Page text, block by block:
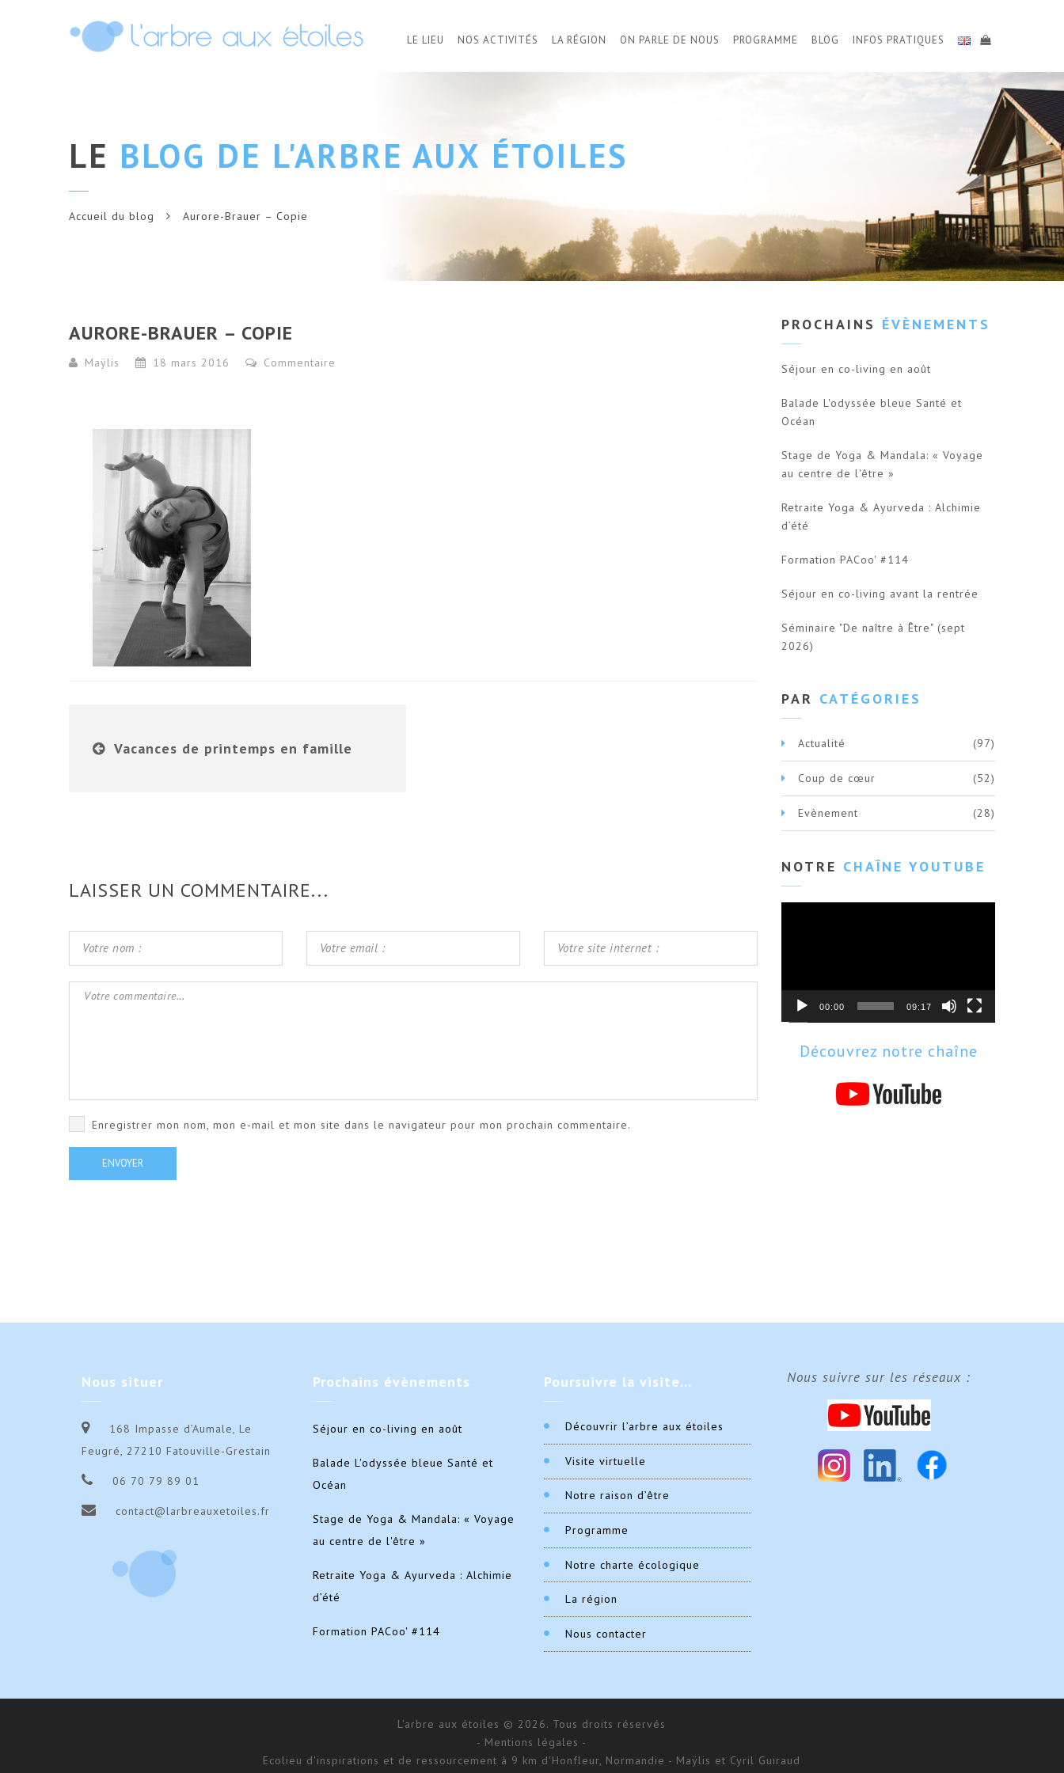
LE LIEU NOS ACTIVITÉS LA RÉGION ON PARLE DE NOUS PROGRAMME BLOG INFOS PRATIQUES
LE BLOG DE L'ARBRE AUX ÉTOILES
Accueil du blog Aurore-Brauer – Copie
AURORE-BRAUER – COPIE
Maÿlis 18 mars 2016 Commentaire
Vacances de printemps en famille
LAISSER UN COMMENTAIRE...
Enregistrer mon nom, mon e-mail et mon site dans le navigateur pour mon prochain commentaire.
PROCHAINS ÉVÈNEMENTS
Séjour en co-living en août
Balade L'odyssée bleue Santé et
Océan
Stage de Yoga & Mandala: « Voyage
au centre de l'être »
Retraite Yoga & Ayurveda : Alchimie
d’été
Formation PACoo' #114
Séjour en co-living avant la rentrée
Séminaire "De naître à Être" (sept
2026)
PAR CATÉGORIES
Actualité (97)
Coup de cœur (52)
Evènement (28)
NOTRE CHAÎNE YOUTUBE
00:00 09:17
Découvrez notre chaîne
Nous situer
168 Impasse d’Aumale, Le
Feugré, 27210 Fatouville-Grestain
06 70 79 89 01
contact@larbreauxetoiles.fr
Prochains évènements
Séjour en co-living en août
Balade L'odyssée bleue Santé et
Océan
Stage de Yoga & Mandala: « Voyage
au centre de l'être »
Retraite Yoga & Ayurveda : Alchimie
d’été
Formation PACoo' #114
Poursuivre la visite…
Découvrir l’arbre aux étoiles
Visite virtuelle
Notre raison d’être
Programme
Notre charte écologique
La région
Nous contacter
Nous suivre sur les réseaux :
L'arbre aux étoiles © 2026. Tous droits réservés
- Mentions légales -
Ecolieu d'inspirations et de ressourcement à 9 km d'Honfleur, Normandie - Maÿlis et Cyril Guiraud